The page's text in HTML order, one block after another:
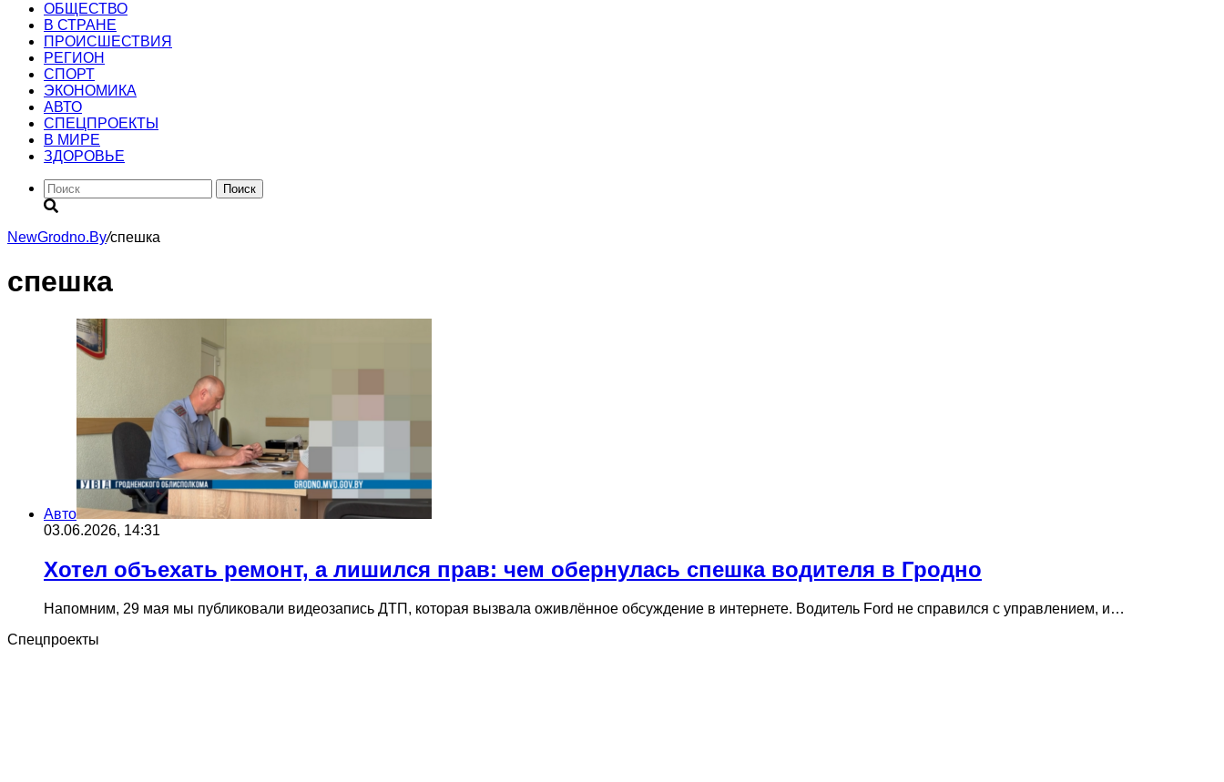
ОБЩЕСТВО
В СТРАНЕ
ПРОИСШЕСТВИЯ
РЕГИОН
CПОРТ
ЭКОНОМИКА
АВТО
СПЕЦПРОЕКТЫ
В МИРЕ
ЗДОРОВЬЕ
Поиск
NewGrodno.By/спешка
спешка
Авто
03.06.2026, 14:31
Хотел объехать ремонт, а лишился прав: чем обернулась спешка водителя в Гродно
Напомним, 29 мая мы публиковали видеозапись ДТП, которая вызвала оживлённое обсуждение в интернете. Водитель Ford не справился с управлением, и…
Спецпроекты